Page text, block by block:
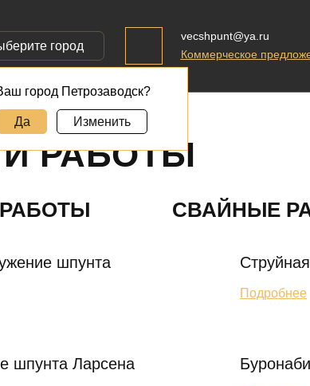
vecshpunt@ya.ru
Коммерческое
город
город Петрозаводск?
Да Изменить
И РАБОТЫ
шпунта
шпунта Ларсена
СВАЙНЫЕ
Подробнее